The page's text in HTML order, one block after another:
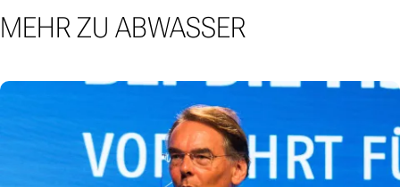
MEHR ZU ABWASSER